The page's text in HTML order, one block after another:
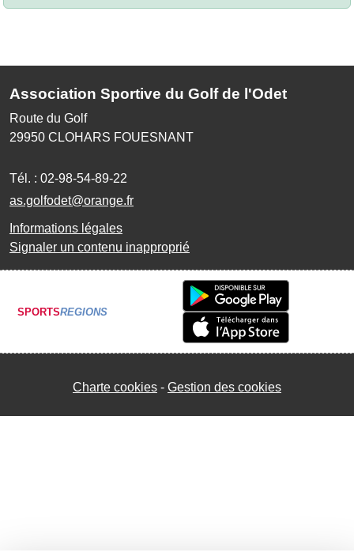
Association Sportive du Golf de l'Odet
Route du Golf
29950 CLOHARS FOUESNANT
Tél. : 02-98-54-89-22
as.golfodet@orange.fr
Informations légales
Signaler un contenu inapproprié
SPORTSREGIONS
Charte cookies Gestion des cookies